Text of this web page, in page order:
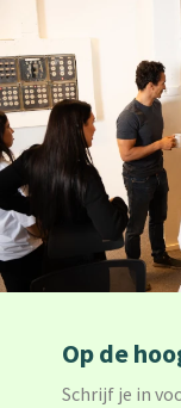
Op de
Schrijf je in